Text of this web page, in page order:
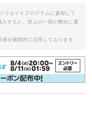
リエイトプログラムに参加して
すると、売上の一部が弊社に還
を補助的に活用しております。